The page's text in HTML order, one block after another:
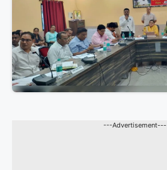
---Advertisement---